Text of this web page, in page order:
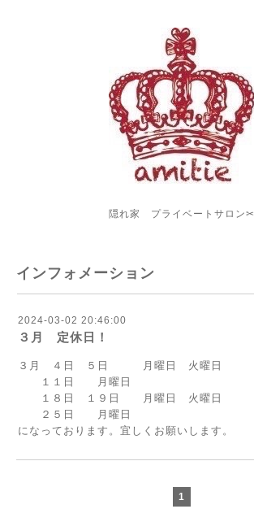
隠れ家 プライベートサロン✂︎
インフォメーション
2024-03-02 20:46:00
３月 定休日！
３月 ４日 ５日 月曜日 火曜日
１１日 月曜日
１８日 １９日 月曜日 火曜日
２５日 月曜日
になっております。宜しくお願いします。
1